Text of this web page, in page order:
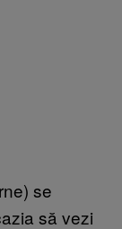
se
să vezi